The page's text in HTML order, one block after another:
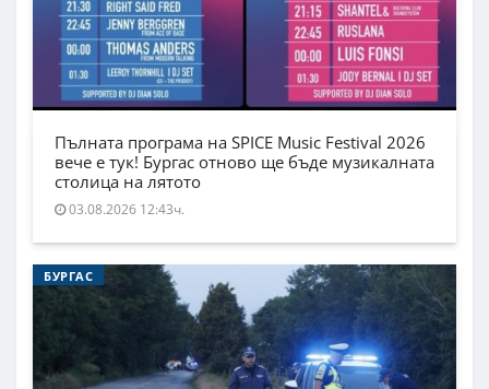
Пълната програма на SPICE Music Festival 2026
вече е тук! Бургас отново ще бъде музикалната
столица на лятото
03.08.2026 12:43ч.
БУРГАС